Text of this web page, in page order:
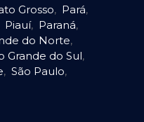
Grosso, Pará,
Piauí, Paraná,
do Norte,
Grande do Sul,
, São Paulo,